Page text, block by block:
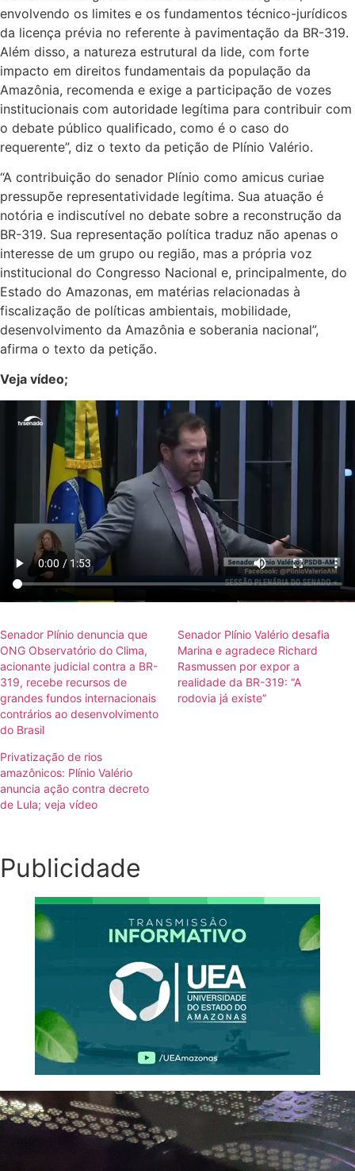
envolvendo os limites e os fundamentos técnico-jurídicos
da licença prévia no referente à pavimentação da BR-319.
Além disso, a natureza estrutural da lide, com forte
impacto em direitos fundamentais da população da
Amazônia, recomenda e exige a participação de vozes
institucionais com autoridade legítima para contribuir com
o debate público qualificado, como é o caso do
requerente”, diz o texto da petição de Plínio Valério.
“A contribuição do senador Plínio como amicus curiae
pressupõe representatividade legítima. Sua atuação é
notória e indiscutível no debate sobre a reconstrução da
BR-319. Sua representação política traduz não apenas o
interesse de um grupo ou região, mas a própria voz
institucional do Congresso Nacional e, principalmente, do
Estado do Amazonas, em matérias relacionadas à
fiscalização de políticas ambientais, mobilidade,
desenvolvimento da Amazônia e soberania nacional”,
afirma o texto da petição.
Veja vídeo;
Senador Plínio denuncia que
ONG Observatório do Clima,
acionante judicial contra a BR-
319, recebe recursos de
grandes fundos internacionais
contrários ao desenvolvimento
do Brasil
Senador Plínio Valério desafia
Marina e agradece Richard
Rasmussen por expor a
realidade da BR-319: “A
rodovia já existe”
Privatização de rios
amazônicos: Plínio Valério
anuncia ação contra decreto
de Lula; veja vídeo
Publicidade